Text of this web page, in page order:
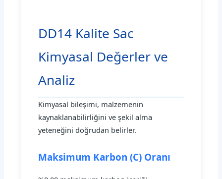
DD14 Kalite Sac
Kimyasal Değerler ve
Analiz
Kimyasal bileşimi, malzemenin
kaynaklanabilirliğini ve şekil alma
yeteneğini doğrudan belirler.
Maksimum Karbon (C) Oranı